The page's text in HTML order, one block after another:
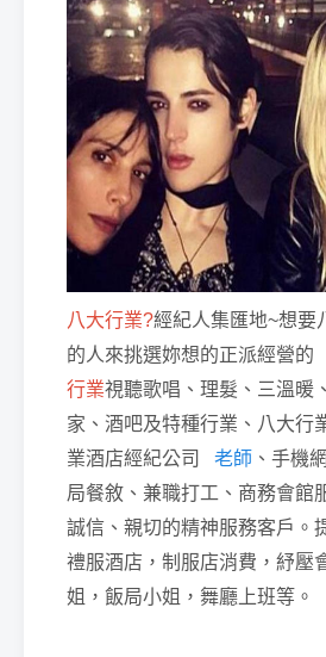
八大行業?經紀人集匯地~想要
的人來挑選妳想的正派經營的
行業視聽歌唱、理髮、三溫暖
家、酒吧及特種行業 、八大行
業酒店經紀公司
老師 、手機
局餐敘、兼職打工、商務會館
誠信、親切的精神服務客戶。
禮服酒店，制服店消費，紓壓
姐，飯局小姐，舞廳上班等。